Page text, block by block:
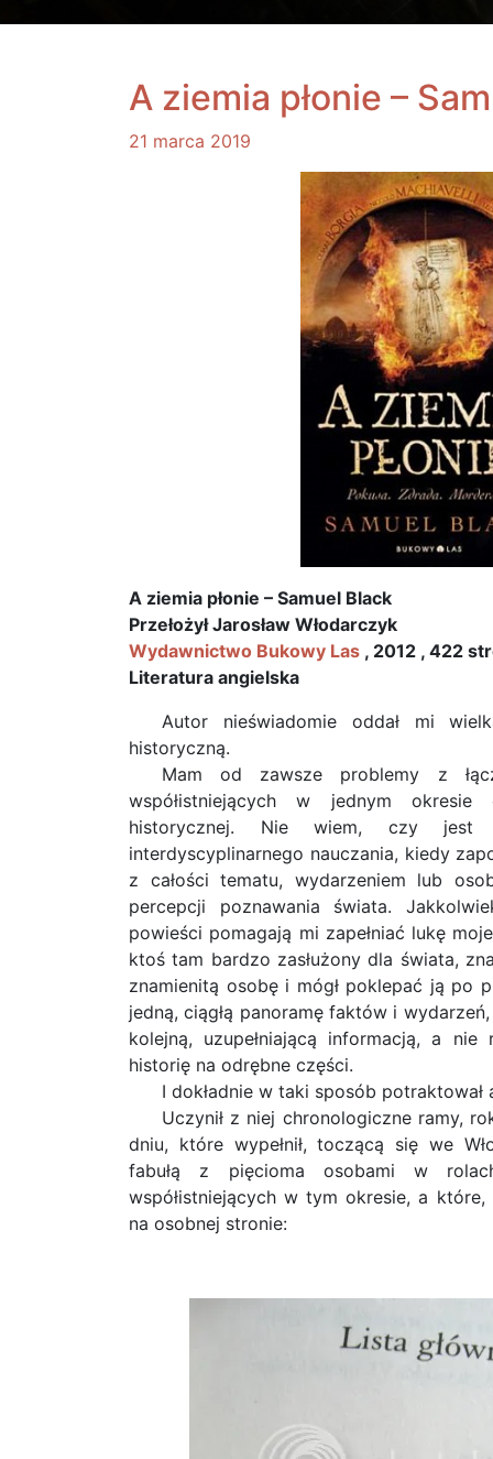
A ziemia płonie –
21 marca 2019
A ziemia płonie – Samuel Black
Przełożył Jarosław Włodarczyk
Wydawnictwo Bukowy Las , 2012 , 422
Literatura angielska
Autor nieświadomie oddał mi
historyczną.
Mam od zawsze problemy z
współistniejących w jednym
historycznej. Nie wiem, czy
interdyscyplinarnego nauczania, kiedy
z całości tematu, wydarzeniem lub
percepcji poznawania świata.
powieści pomagają mi zapełniać lukę
ktoś tam bardzo zasłużony dla świata,
znamienitą osobę i mógł poklepać ją po
jedną, ciągłą panoramę faktów i
kolejną, uzupełniającą informacją, a nie
historię na odrębne części.
I dokładnie w taki sposób
Uczynił z niej chronologiczne ramy,
dniu, które wypełnił, toczącą się we
fabułą z pięcioma osobami w
współistniejących w tym okresie, a
na osobnej stronie: